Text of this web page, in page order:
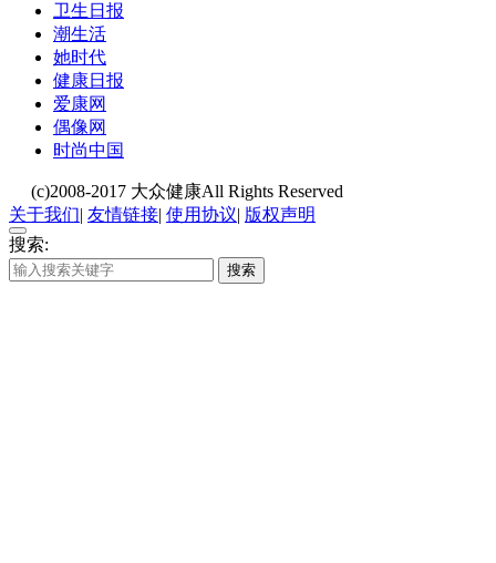
卫生日报
潮生活
她时代
健康日报
爱康网
偶像网
时尚中国
(c)2008-2017 大众健康All Rights Reserved
关于我们| 友情链接| 使用协议| 版权声明
搜索:
搜索